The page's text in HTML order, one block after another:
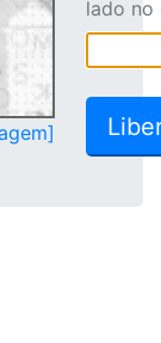
lado no